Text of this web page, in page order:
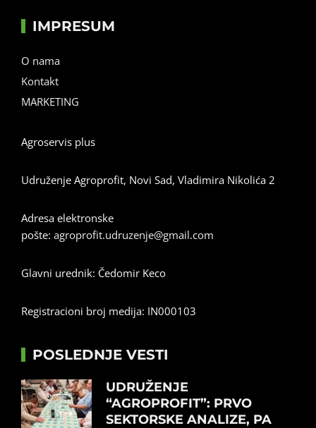
IMPRESUM
O nama
Kontakt
MARKETING
Agroservis plus
Udruženje Agroprofit, Novi Sad, Vladimira Nikolića 2
Adresa elektronske
pošte: agroprofit.udruzenje@gmail.com
Glavni urednik: Čedomir Keco
Registracioni broj medija: IN000103
POSLEDNJE VESTI
UDRUŽENJE
“AGROPROFIT”: PRVO
SEKTORSKE ANALIZE, PA